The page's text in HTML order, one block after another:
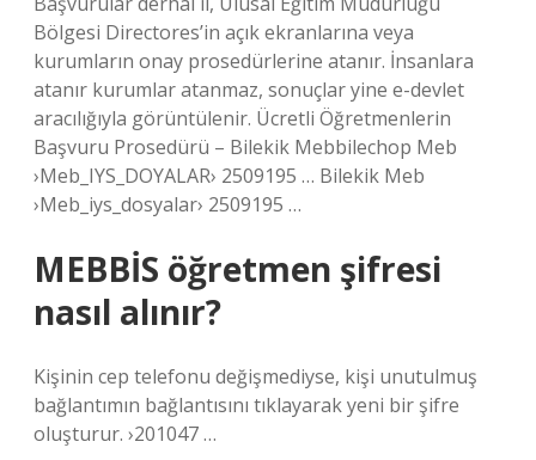
Bölgesi Directores’in açık ekranlarına veya
kurumların onay prosedürlerine atanır. İnsanlara
atanır kurumlar atanmaz, sonuçlar yine e-devlet
aracılığıyla görüntülenir. Ücretli Öğretmenlerin
Başvuru Prosedürü – Bilekik Mebbilechop Meb
›Meb_IYS_DOYALAR› 2509195 … Bilekik Meb
›Meb_iys_dosyalar› 2509195 …
MEBBİS öğretmen şifresi
nasıl alınır?
Kişinin cep telefonu değişmediyse, kişi unutulmuş
bağlantımın bağlantısını tıklayarak yeni bir şifre
oluşturur. ›201047 …